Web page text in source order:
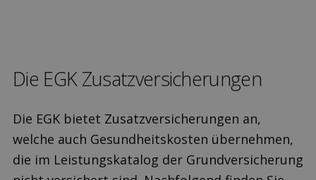
Die EGK Zusatz­versicherungen
Die EGK bietet Zusatzversicherungen an,
welche auch Gesundheitskosten übernehmen,
die im Leistungskatalog der Grundversicherung